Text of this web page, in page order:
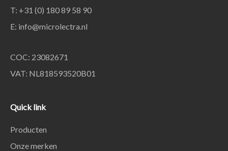
T: +31 (0) 180 89 58 90
E: info@microlectra.nl
COC: 23082671
VAT: NL818593520B01
Quick link
Producten
Onze merken